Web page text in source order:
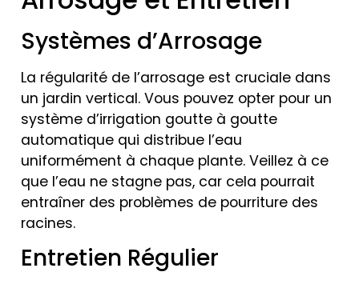
Systèmes d’Arrosage
La régularité de l’arrosage est cruciale dans
un jardin vertical. Vous pouvez opter pour un
système d’irrigation goutte à goutte
automatique qui distribue l’eau
uniformément à chaque plante. Veillez à ce
que l’eau ne stagne pas, car cela pourrait
entraîner des problèmes de pourriture des
racines.
Entretien Régulier